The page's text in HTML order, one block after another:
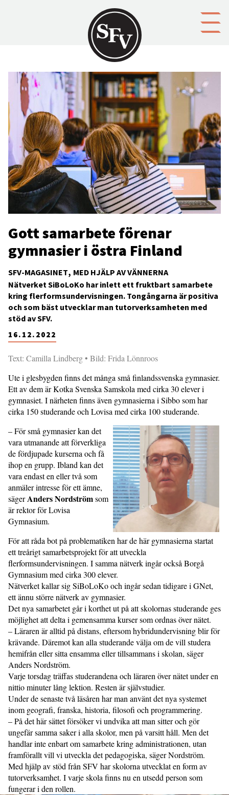
SFV-MAGASINET MED HJÄLP AV VÄNNERNA
Gott samarbete förenar
gymnasier i östra Finland
16.12.2022
Nätverket SiBoLoKo har inlett ett fruktbart samarbete
kring flerformsundervisningen. Tongångarna är positiva
och som bäst utvecklar man tutorverksamheten med
stöd av SFV.
Text: Camilla Lindberg • Bild: Frida Lönnroos
Ute i glesbygden finns det många små finlands­sven­ska gymnasier.
Ett av dem är Kotka Svenska Sam­skola med cirka 30 elever i
gymnasiet. I närheten finns även gymnasierna i Sibbo som har
cirka 150 studerande och Lovisa med cirka 100 studerande.
– För små gymnasier kan det
vara utmanande att förverkliga
de fördjupade kurserna och få
ihop en grupp. Ibland kan det
vara endast en eller två som
anmäler intresse för ett ämne,
sägerAnders Nordströmsom
är rektor för Lovisa
Gymnasium.
För att råda bot på problematiken har de här gymnasierna startat
ett treårigt samarbetsprojekt för att utveckla
flerformsundervisningen. I samma nätverk ingår också Borgå
Gymnasium med cirka 300 elever.
Nätverket kallar sig SiBoLoKo och ingår sedan tidigare i GNet,
ett ännu större nätverk av gymnasier.
Det nya samarbetet går i korthet ut på att skolornas studerande ges
möjlighet att delta i gemensamma kurser som ordnas över nätet.
– Läraren är alltid på distans, eftersom hybridundervisning blir för
krävande. Däremot kan alla studerande välja om de vill studera
hemifrån eller sitta ensamma eller tillsammans i skolan, säger
Anders Nordström.
Varje torsdag träffas studerandena och läraren över nätet under en
nittio minuter lång lektion. Resten är själv­studier.
Under de senaste två läsåren har man använt det nya systemet
inom geografi, franska, historia, filosofi och programmering.
– På det här sättet försöker vi undvika att man sitter och gör
ungefär samma saker i alla skolor, men på varsitt håll. Men det
handlar inte enbart om sam­arbete kring administrationen, utan
framförallt vill vi utveckla det pedagogiska, säger Nordström.
Med hjälp av stöd från SFV har skolorna utvecklat en form av
tutorverksamhet. I varje skola finns nu en utsedd person som
fungerar i den rollen.